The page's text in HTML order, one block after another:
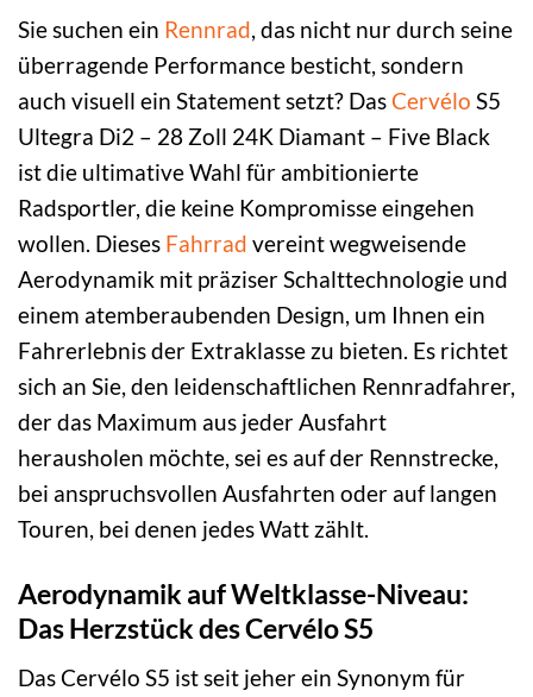
Sie suchen ein Rennrad, das nicht nur durch seine
überragende Performance besticht, sondern
auch visuell ein Statement setzt? DasCervélo S5
Ultegra Di2 – 28 Zoll 24K Diamant – Five Black
ist die ultimative Wahl für ambitionierte
Radsportler, die keine Kompromisse eingehen
wollen. Dieses Fahrrad vereint wegweisende
Aerodynamik mit präziser Schalttechnologie und
einem atemberaubenden Design, um Ihnen ein
Fahrerlebnis der Extraklasse zu bieten. Es richtet
sich an Sie, den leidenschaftlichen Rennradfahrer,
der das Maximum aus jeder Ausfahrt
herausholen möchte, sei es auf der Rennstrecke,
bei anspruchsvollen Ausfahrten oder auf langen
Touren, bei denen jedes Watt zählt.
Aerodynamik auf Weltklasse-Niveau:
Das Herzstück des Cervélo S5
Das Cervélo S5 ist seit jeher ein Synonym für